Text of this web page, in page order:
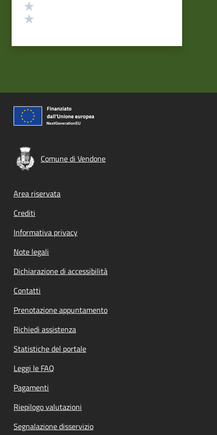
Comune di Vendone
Footer menu
Area riservata
Crediti
Informativa privacy
Note legali
Dichiarazione di accessibilità
Contatti
Prenotazione appuntamento
Richiedi assistenza
Statistiche del portale
Leggi le FAQ
Pagamenti
Riepilogo valutazioni
Segnalazione disservizio